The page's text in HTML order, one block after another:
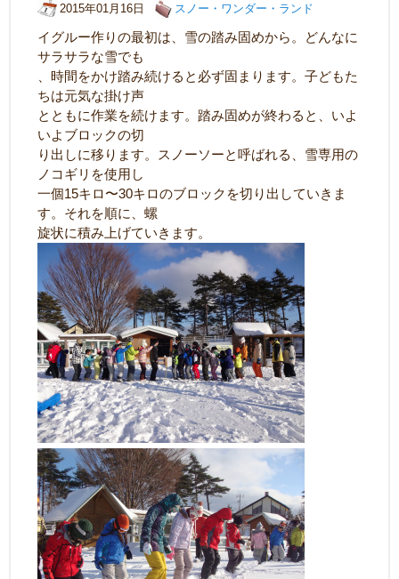
2015年01月16日 スノー・ワンダー・ランド
イグルー作りの最初は、雪の踏み固めから。どんなに
サラサラな雪でも
、時間をかけ踏み続けると必ず固まります。子どもた
ちは元気な掛け声
とともに作業を続けます。踏み固めが終わると、いよ
いよブロックの切
り出しに移ります。スノーソーと呼ばれる、雪専用の
ノコギリを使用し
一個15キロ〜30キロのブロックを切り出していきま
す。それを順に、螺
旋状に積み上げていきます。